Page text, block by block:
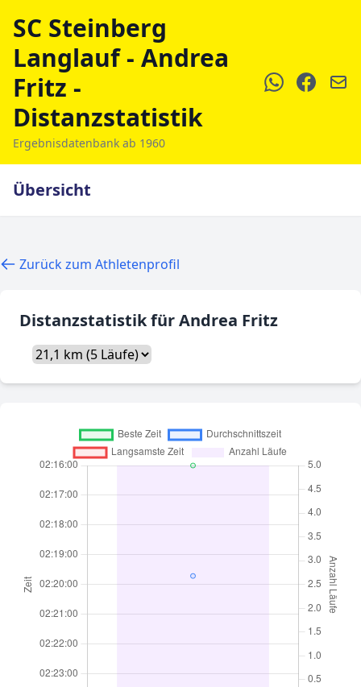
SC Steinberg
Langlauf - Andrea
Fritz -
Distanzstatistik
Ergebnisdatenbank ab 1960
Übersicht
Zurück zum Athletenprofil
Distanzstatistik für Andrea Fritz